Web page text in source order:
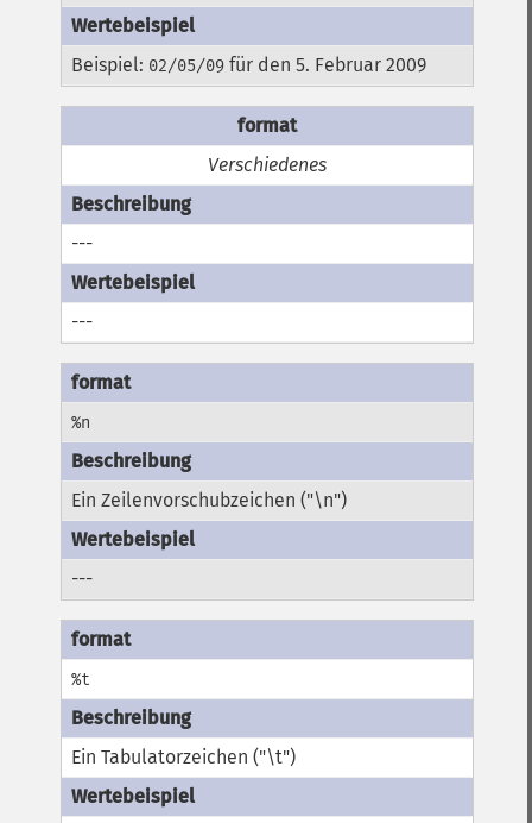
Beispiel: 02/05/09 für den 5. Februar 2009
Verschiedenes
---
---
%n
Ein Zeilenvorschubzeichen ("\n")
---
%t
Ein Tabulatorzeichen ("\t")